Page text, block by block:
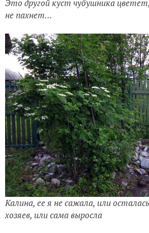
Это другой куст чубушника
не пахнет...
Калина, ее я не сажала, или
хозяев, или сама выросла